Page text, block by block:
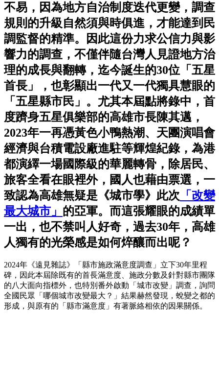
不易，因為地方自治制度迭代更變，調查
規則的升級自然須與時俱進，才能達到民
調監督的精準。因此這份力求公信力與影
響力的調查，不僅伴隨台灣人見證地方治
理的成長與翻轉，迄今誕生的30位「五星
首長」，也彰顯出一代又一代獨具慧眼的
「五星縣市民」。尤其本屆點將錄中，首
度躋身五星俱樂部的高雄市長陳其邁，
2023年一再憑黃色小鴨熱潮、天團演唱會
經濟與台積電設廠進駐等輝煌紀錄，為港
都演繹一場國際級的華麗轉骨，除居民、
旅客全看在眼裡外，國人也藉由票選，一
致認為高雄無疑是《城市學》此次 「改變
最大城市」 的亞軍。而這張耀眼的成績單
一出，也不禁叫人好奇，過去30年，高雄
人獨有的光榮感是如何焠釀而出呢？
2024年《遠見雜誌》「縣市施政滿意度調查」立下30年里程
碑，因此本屆除既有的首長滿意度、施政分數及針對縣市團隊
的八大面向指標外，也特別番外啟動「城市改變」調查，詢問
全國民眾「哪個城市改變最大？」結果赫然發現，蛻變之都的
形成，與原有的「縣市滿意度」有著脈絡相依的因果關係。